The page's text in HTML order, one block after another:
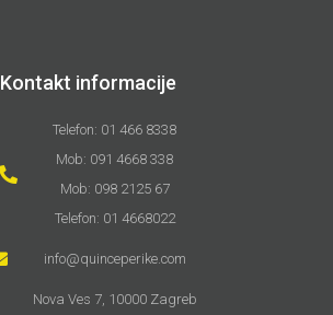
Kontakt informacije
Telefon: 01 466 8338
Mob: 091 4668 338
Mob: 098 2125 67
Telefon: 01 4668022
info@quinceperike.com
Nova Ves 7, 10000 Zagreb